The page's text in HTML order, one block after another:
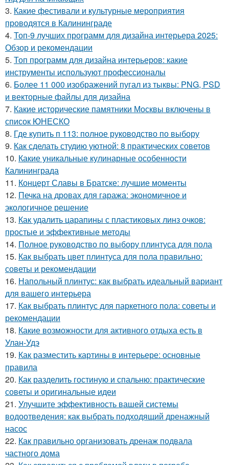
3. Какие фестивали и культурные мероприятия
проводятся в Калининграде
4. Топ-9 лучших программ для дизайна интерьера 2025:
Обзор и рекомендации
5. Топ программ для дизайна интерьеров: какие
инструменты используют профессионалы
6. Более 11 000 изображений пугал из тыквы: PNG, PSD
и векторные файлы для дизайна
7. Какие исторические памятники Москвы включены в
список ЮНЕСКО
8. Где купить п 113: полное руководство по выбору
9. Как сделать студию уютной: 8 практических советов
10. Какие уникальные кулинарные особенности
Калининграда
11. Концерт Славы в Братске: лучшие моменты
12. Печка на дровах для гаража: экономичное и
экологичное решение
13. Как удалить царапины с пластиковых линз очков:
простые и эффективные методы
14. Полное руководство по выбору плинтуса для пола
15. Как выбрать цвет плинтуса для пола правильно:
советы и рекомендации
16. Напольный плинтус: как выбрать идеальный вариант
для вашего интерьера
17. Как выбрать плинтус для паркетного пола: советы и
рекомендации
18. Какие возможности для активного отдыха есть в
Улан-Удэ
19. Как разместить картины в интерьере: основные
правила
20. Как разделить гостиную и спальню: практические
советы и оригинальные идеи
21. Улучшите эффективность вашей системы
водоотведения: как выбрать подходящий дренажный
насос
22. Как правильно организовать дренаж подвала
частного дома